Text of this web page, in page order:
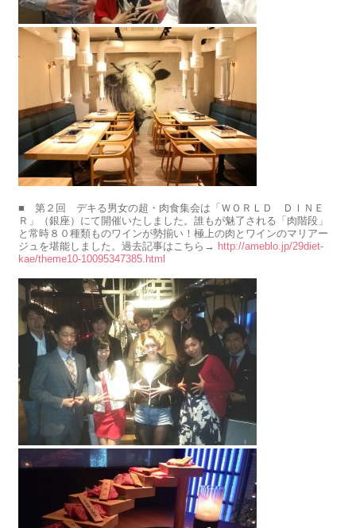
■ 第２回 デキる男女の超・肉食集会は「ＷＯＲＬＤ ＤＩＮＥ
Ｒ」（銀座）にて開催いたしました。誰もが魅了される「肉階段」
と常時８０種類ものワインが勢揃い！極上の肉とワインのマリアー
ジュを堪能しました。過去記事はこちら→ http://ameblo.jp/29diet-
kae/theme10-10095347385.html